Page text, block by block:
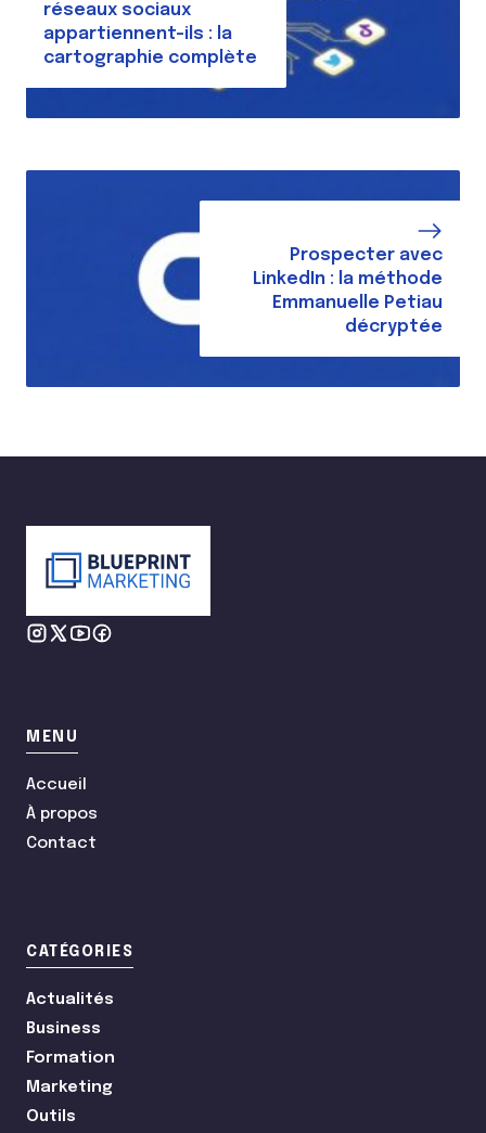
réseaux sociaux
appartiennent-ils : la
cartographie complète
Prospecter avec
LinkedIn : la méthode
Emmanuelle Petiau
décryptée
MENU
Accueil
À propos
Contact
CATÉGORIES
Actualités
Business
Formation
Marketing
Outils